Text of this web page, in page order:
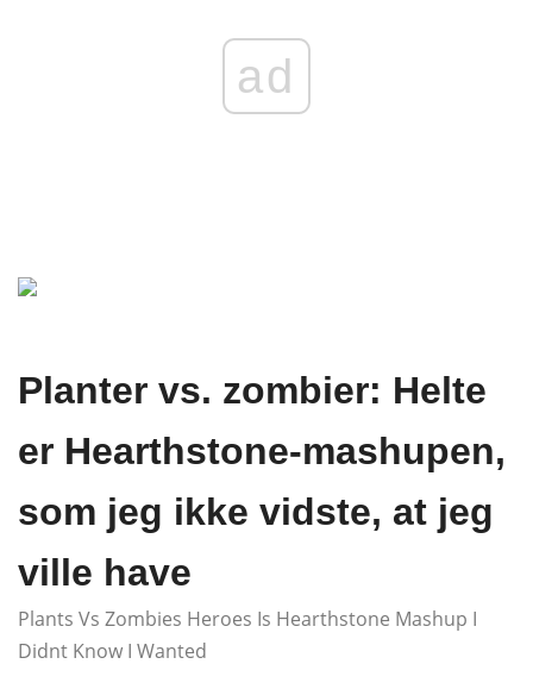
ad
Planter vs. zombier: Helte
er Hearthstone-mashupen,
som jeg ikke vidste, at jeg
ville have
Plants Vs Zombies Heroes Is Hearthstone Mashup I
Didnt Know I Wanted